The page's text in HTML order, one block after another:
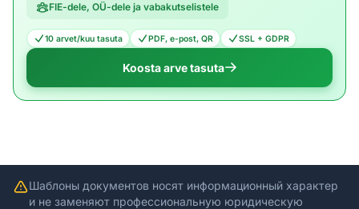
FIE-dele, OÜ-dele ja vabakutselistele
10 arvet/kuu tasuta PDF, e-post, QR SSL + GDPR
Koosta arve tasuta
Шаблоны документов носят информационный характер
и не заменяют профессиональную юридическую